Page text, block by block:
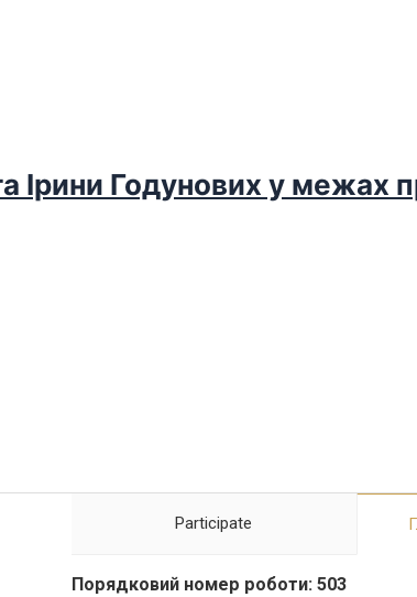
Ірини Годунових у межах
Participate
Порядковий номер роботи: 503